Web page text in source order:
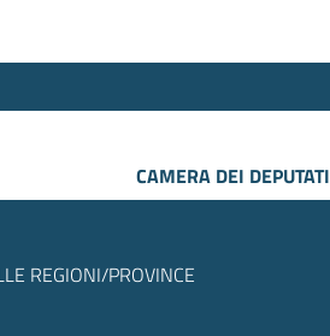
CAMERA DEI DEPUTATI
REGIONI/PROVINCE